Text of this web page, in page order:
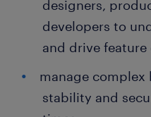
designers,
developers to
and drive
manage complex
stability and